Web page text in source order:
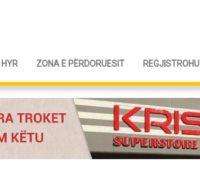
HYR ZONA E PËRDORUESIT REGJISTROHU